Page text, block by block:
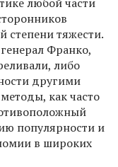
степени тяжести.
Франко,
либо
другими
как часто
популярности и
в широких